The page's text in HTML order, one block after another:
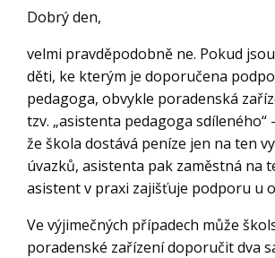
Dobrý den,
velmi pravděpodobně ne. Pokud
děti, ke kterým je doporučena
pedagoga, obvykle poradenská
tzv. „asistenta pedagoga sdíleného“
že škola dostává peníze jen na ten
úvazků, asistenta pak zaměstná na
asistent v praxi zajišťuje podporu u
Ve výjimečných případech může
poradenské zařízení doporučit dva